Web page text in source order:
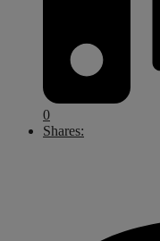
0
Shares: